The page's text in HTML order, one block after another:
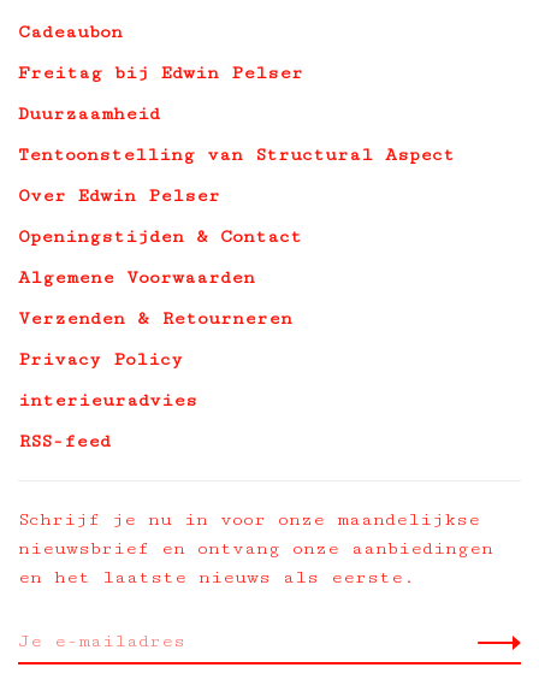
Cadeaubon
Freitag bij Edwin Pelser
Duurzaamheid
Tentoonstelling van Structural Aspect
Over Edwin Pelser
Openingstijden & Contact
Algemene Voorwaarden
Verzenden & Retourneren
Privacy Policy
interieuradvies
RSS-feed
Schrijf je nu in voor onze maandelijkse
nieuwsbrief en ontvang onze aanbiedingen
en het laatste nieuws als eerste.